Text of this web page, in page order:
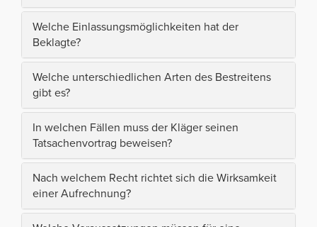
Welche Einlassungsmöglichkeiten hat der
Beklagte?
Welche unterschiedlichen Arten des Bestreitens
gibt es?
In welchen Fällen muss der Kläger seinen
Tatsachenvortrag beweisen?
Nach welchem Recht richtet sich die Wirksamkeit
einer Aufrechnung?